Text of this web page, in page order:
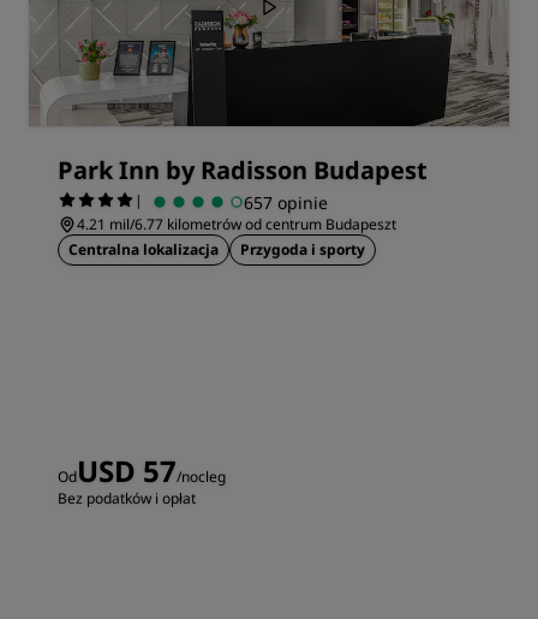
Park Inn by Radisson Budapest
| 657 opinie
4.21 mil/6.77 kilometrów od centrum Budapeszt
Centralna lokalizacja
Przygoda i sporty
OdUSD 57/nocleg
Bez podatków i opłat